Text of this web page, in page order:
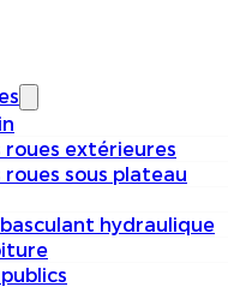
roues extérieures
roues sous plateau
hydraulique